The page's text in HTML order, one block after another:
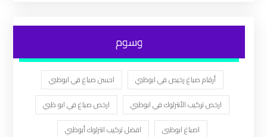
وسوم
أرقام صباغ رخيص في ابوظبي
احسن صباغ في ابوظبي
ارخص تركيب الأنترلوك في ابوظبي
ارخص صباغ في ابو ظبي
اصباغ ابوظبى
افضل تركيب انترلوك أبوظبي